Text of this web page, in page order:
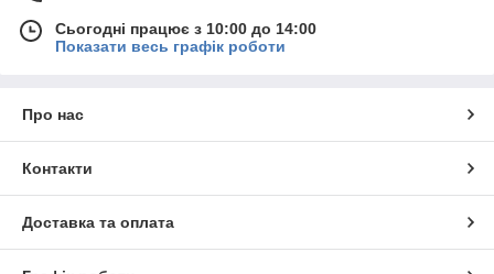
Сьогодні працює з 10:00 до 14:00
Показати весь графік роботи
Про нас
Контакти
Доставка та оплата